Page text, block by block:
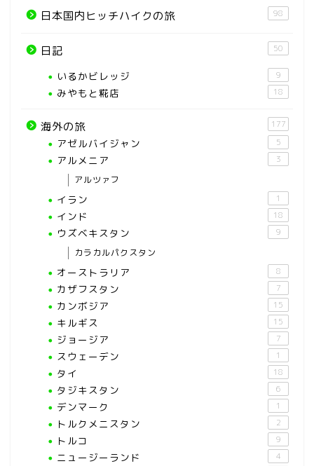
日本国内ヒッチハイクの旅 98
日記 50
いるかビレッジ 9
みやもと糀店 18
海外の旅 177
アゼルバイジャン 5
アルメニア 3
アルツァフ
イラン 1
インド 18
ウズベキスタン 9
カラカルパクスタン
オーストラリア 8
カザフスタン 7
カンボジア 15
キルギス 15
ジョージア 7
スウェーデン 1
タイ 18
タジキスタン 6
デンマーク 1
トルクメニスタン 2
トルコ 9
ニュージーランド 4